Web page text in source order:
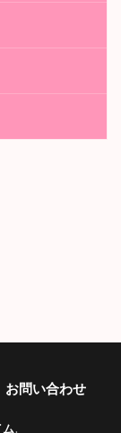
お問い合わせ
ム.